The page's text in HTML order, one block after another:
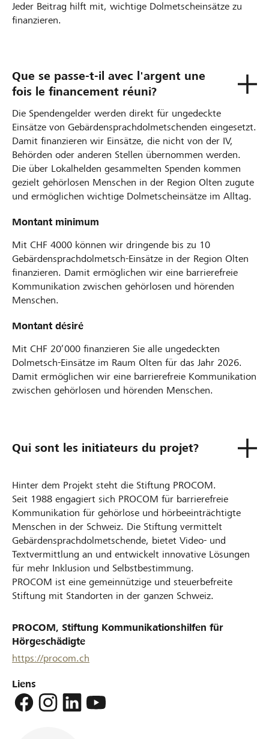
Jeder Beitrag hilft mit, wichtige Dolmetscheinsätze zu
finanzieren.
Que se passe-t-il avec l'argent une
fois le financement réuni?
Die Spendengelder werden direkt für ungedeckte
Einsätze von Gebärdensprachdolmetschenden eingesetzt.
Damit finanzieren wir Einsätze, die nicht von der IV,
Behörden oder anderen Stellen übernommen werden.
Die über Lokalhelden gesammelten Spenden kommen
gezielt gehörlosen Menschen in der Region Olten zugute
und ermöglichen wichtige Dolmetscheinsätze im Alltag.
Montant minimum
Mit CHF 4000 können wir dringende bis zu 10
Gebärdensprachdolmetsch-Einsätze in der Region Olten
finanzieren. Damit ermöglichen wir eine barrierefreie
Kommunikation zwischen gehörlosen und hörenden
Menschen.
Montant désiré
Mit CHF 20’000 finanzieren Sie alle ungedeckten
Dolmetsch-Einsätze im Raum Olten für das Jahr 2026.
Damit ermöglichen wir eine barrierefreie Kommunikation
zwischen gehörlosen und hörenden Menschen.
Qui sont les initiateurs du projet?
Hinter dem Projekt steht die Stiftung PROCOM.
Seit 1988 engagiert sich PROCOM für barrierefreie
Kommunikation für gehörlose und hörbeeinträchtigte
Menschen in der Schweiz. Die Stiftung vermittelt
Gebärdensprachdolmetschende, bietet Video- und
Textvermittlung an und entwickelt innovative Lösungen
für mehr Inklusion und Selbstbestimmung.
PROCOM ist eine gemeinnützige und steuerbefreite
Stiftung mit Standorten in der ganzen Schweiz.
PROCOM, Stiftung Kommunikationshilfen für
Hörgeschädigte
https://procom.ch
Liens